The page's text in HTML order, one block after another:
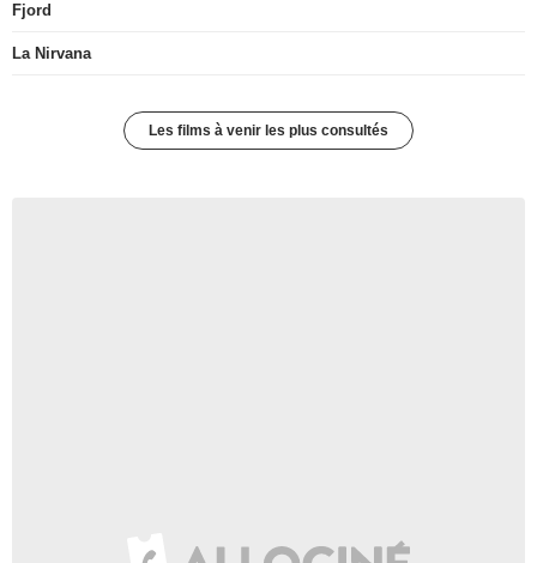
Fjord
La Nirvana
Les films à venir les plus consultés